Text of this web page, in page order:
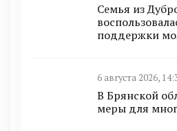
Семья из
поддержки
6 августа 2026,
В Брянской
меры для